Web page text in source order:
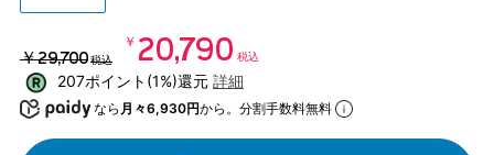
￥29,700 税込 ￥20,790 税込
207ポイント(1%)還元 詳細
なら 月々6,930円から。分割手数料無料